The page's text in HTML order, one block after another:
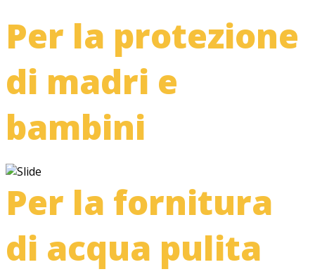
Per la protezione
di madri e
bambini
Per la fornitura
di acqua pulita